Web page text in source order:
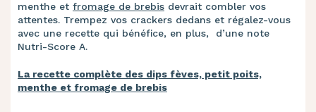
menthe et fromage de brebis devrait combler vos
attentes. Trempez vos crackers dedans et régalez-vous
avec une recette qui bénéfice, en plus, d’une note
Nutri-Score A.
La recette complète des dips fèves, petit poits,
menthe et fromage de brebis